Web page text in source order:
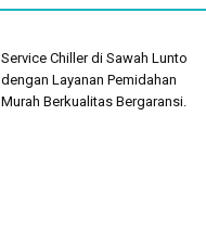
Service Chiller di Sawah Lunto
dengan Layanan Pemidahan
Murah Berkualitas Bergaransi.